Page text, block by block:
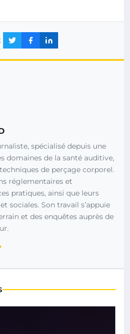
spécialisé depuis une
domaines de la santé auditive,
de perçage corporel.
réglementaires et
pratiques, ainsi que leurs
sociales. Son travail s’appuie
et des enquêtes auprès de